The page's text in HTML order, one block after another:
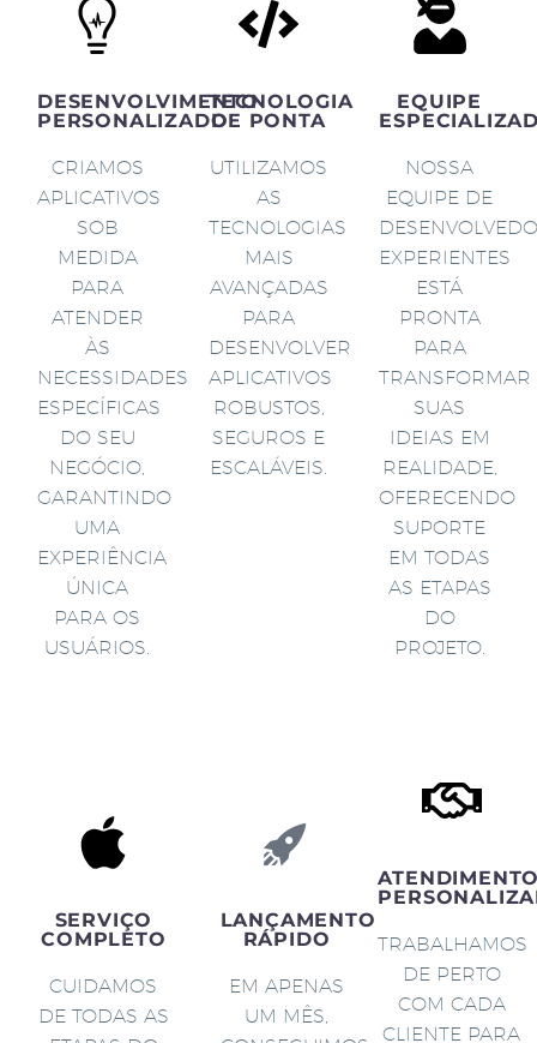
DESENVOLVIMENTO
PERSONALIZADO
CRIAMOS
APLICATIVOS
SOB
MEDIDA
PARA
ATENDER
ÀS
NECESSIDADES
ESPECÍFICAS
DO SEU
NEGÓCIO,
GARANTINDO
UMA
EXPERIÊNCIA
ÚNICA
PARA OS
USUÁRIOS.
TECNOLOGIA
DE PONTA
UTILIZAMOS
AS
TECNOLOGIAS
MAIS
AVANÇADAS
PARA
DESENVOLVER
APLICATIVOS
ROBUSTOS,
SEGUROS E
ESCALÁVEIS.
EQUIPE
NOSSA
EQUIPE DE
EXPERIENTES
ESTÁ
PRONTA
PARA
TRANSFORMAR
SUAS
IDEIAS EM
REALIDADE,
OFERECENDO
SUPORTE
EM TODAS
AS ETAPAS
DO
PROJETO.
SERVIÇO
COMPLETO
CUIDAMOS
DE TODAS AS
LANÇAMENTO
RÁPIDO
EM APENAS
UM MÊS,
TRABALHAMOS
DE PERTO
COM CADA
CLIENTE PARA